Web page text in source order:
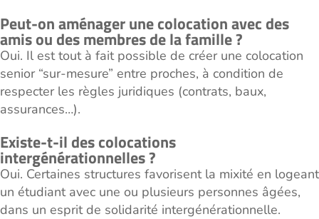
Peut-on aménager une colocation avec des
amis ou des membres de la famille ?
Oui. Il est tout à fait possible de créer une colocation
senior “sur-mesure” entre proches, à condition de
respecter les règles juridiques (contrats, baux,
assurances…).
Existe-t-il des colocations
intergénérationnelles ?
Oui. Certaines structures favorisent la mixité en logeant
un étudiant avec une ou plusieurs personnes âgées,
dans un esprit de solidarité intergénérationnelle.